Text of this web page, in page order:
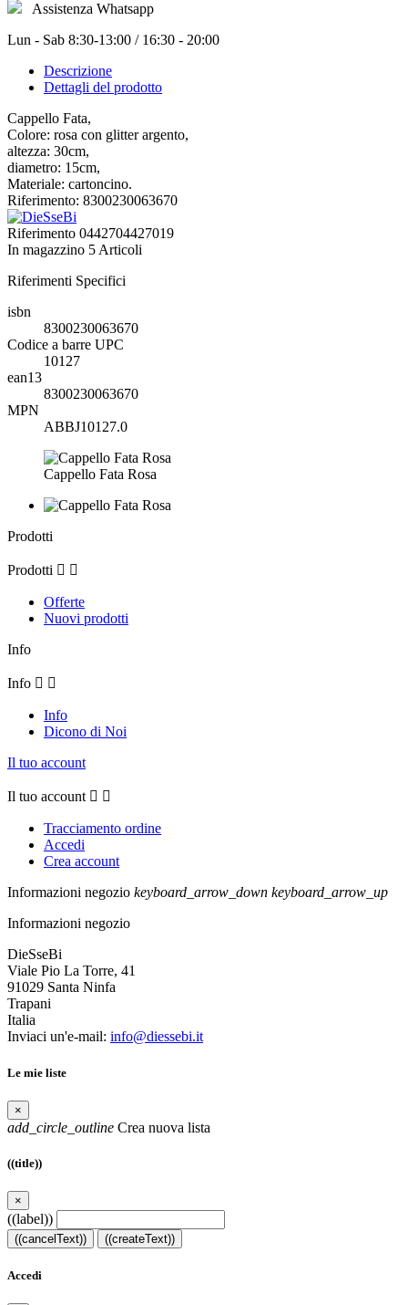
Assistenza Whatsapp
Lun - Sab 8:30-13:00 / 16:30 - 20:00
Descrizione
Dettagli del prodotto
Cappello Fata,
Colore: rosa con glitter argento,
altezza: 30cm,
diametro: 15cm,
Materiale: cartoncino.
Riferimento: 8300230063670
Riferimento 0442704427019
In magazzino 5 Articoli
Riferimenti Specifici
isbn
8300230063670
Codice a barre UPC
10127
ean13
8300230063670
MPN
ABBJ10127.0
Cappello Fata Rosa
Prodotti
Prodotti  
Offerte
Nuovi prodotti
Info
Info  
Info
Dicono di Noi
Il tuo account
Il tuo account  
Tracciamento ordine
Accedi
Crea account
Informazioni negozio keyboard_arrow_down keyboard_arrow_up
Informazioni negozio
DieSseBi
Viale Pio La Torre, 41
91029 Santa Ninfa
Trapani
Italia
Inviaci un'e-mail: info@diessebi.it
Le mie liste
×
add_circle_outline Crea nuova lista
((title))
×
((label))
((cancelText)) ((createText))
Accedi